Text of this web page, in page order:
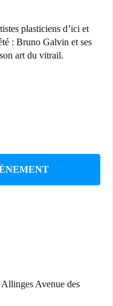
plasticiens d’ici et
: Bruno Galvin et ses
art du vitrail.
Avenue des